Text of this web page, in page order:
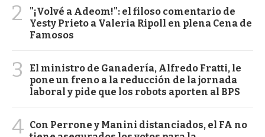
2
"¡Volvé a Adeom!": el filoso comentario de
Yesty Prieto a Valeria Ripoll en plena Cena de
Famosos
3
El ministro de Ganadería, Alfredo Fratti, le
pone un freno a la reducción de la jornada
laboral y pide que los robots aporten al BPS
4 Con Perrone y Manini distanciados, el FA no